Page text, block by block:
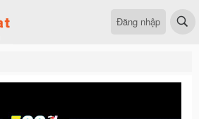
Đăng nhập